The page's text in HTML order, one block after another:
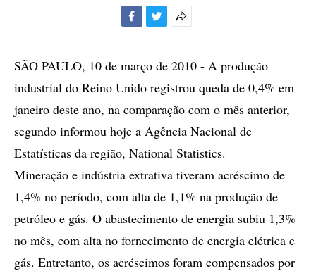
compartilhamento
SÃO PAULO, 10 de março de 2010 - A produção
industrial do Reino Unido registrou queda de 0,4% em
janeiro deste ano, na comparação com o mês anterior,
segundo informou hoje a Agência Nacional de
Estatísticas da região, National Statistics.
Mineração e indústria extrativa tiveram acréscimo de
1,4% no período, com alta de 1,1% na produção de
petróleo e gás. O abastecimento de energia subiu 1,3%
no mês, com alta no fornecimento de energia elétrica e
gás. Entretanto, os acréscimos foram compensados por